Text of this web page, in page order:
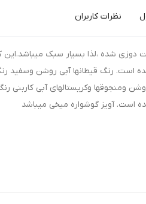
نظرات کاربران
شده ،لذا بسیار سبک میباشد.این
است. رنگ قیطانها آبی روشن وسفید
ومنجوقها وکریستالهای آبی
آویز گوشواره میخی میباشد